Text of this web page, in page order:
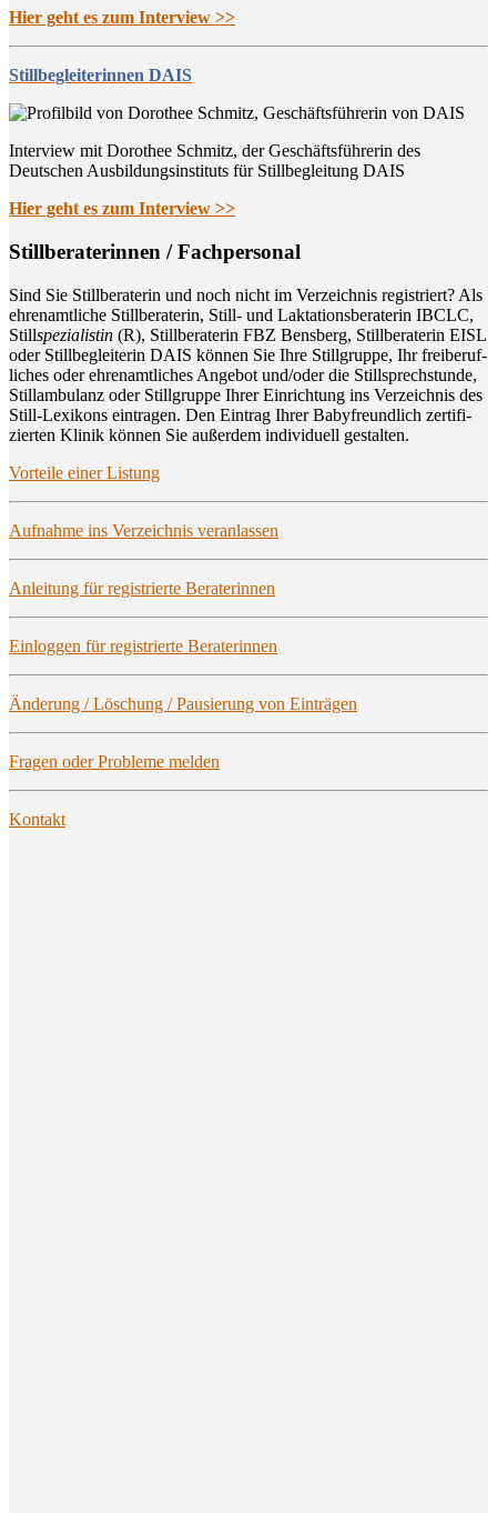
Hier geht es zum Interview >>
Stillbegleiterinnen DAIS
Interview mit Dorothee Schmitz, der Geschäftsführerin des
Deutschen Ausbildungsinstituts für Stillbegleitung DAIS
Hier geht es zum Interview >>
Still­be­ra­te­rin­nen / Fachpersonal
Sind Sie Still­be­ra­te­rin und noch nicht im Ver­zeich­nis regis­triert? Als
ehren­amt­li­che Still­be­ra­te­rin, Still- und Lak­ta­ti­ons­be­ra­te­rin IBCLC,
Stillspe­zia­lis­tin (R), Still­be­ra­te­rin FBZ Bens­berg, Still­be­ra­te­rin EISL
oder Still­be­glei­te­rin DAIS kön­nen Sie Ihre Still­grup­pe, Ihr frei­be­ruf­
li­ches oder ehren­amt­li­ches Ange­bot und/oder die Still­sprech­stun­de,
Still­am­bu­lanz oder Still­grup­pe Ihrer Ein­rich­tung ins Ver­zeich­nis des
Still-Lexi­kons ein­tra­gen. Den Ein­trag Ihrer Baby­freund­lich zer­ti­fi­
zier­ten Kli­nik kön­nen Sie außer­dem indi­vi­du­ell gestalten.
Vor­tei­le einer Listung
Auf­nah­me ins Ver­zeich­nis veranlassen
Anlei­tung für regis­trier­te Beraterinnen
Ein­log­gen für regis­trier­te Beraterinnen
Ände­rung / Löschung / Pau­sie­rung von Einträgen
Fra­gen oder Pro­ble­me melden
Kon­takt